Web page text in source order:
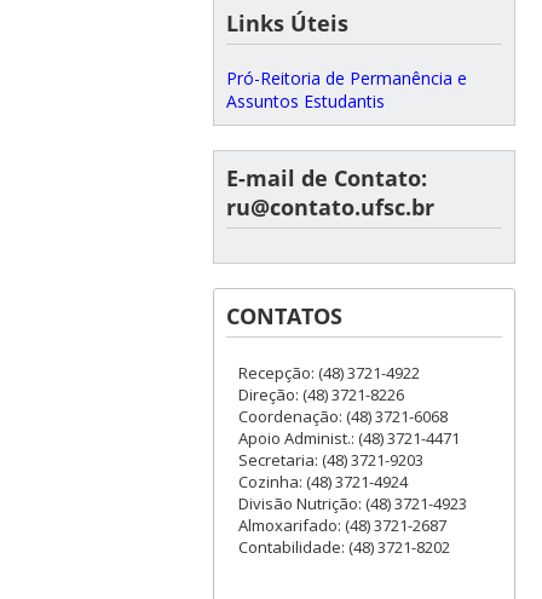
Links Úteis
Pró-Reitoria de Permanência e
Assuntos Estudantis
E-mail de Contato:
ru@contato.ufsc.br
CONTATOS
Recepção: (48) 3721-4922
Direção: (48) 3721-8226
Coordenação: (48) 3721-6068
Apoio Administ.: (48) 3721-4471
Secretaria: (48) 3721-9203
Cozinha: (48) 3721-4924
Divisão Nutrição: (48) 3721-4923
Almoxarifado: (48) 3721-2687
Contabilidade: (48) 3721-8202